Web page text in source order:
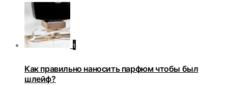
1
Как правильно наносить парфюм чтобы был
шлейф?